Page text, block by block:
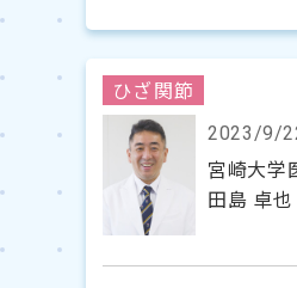
ひざ関節
2023/9/
宮崎大学
田島 卓